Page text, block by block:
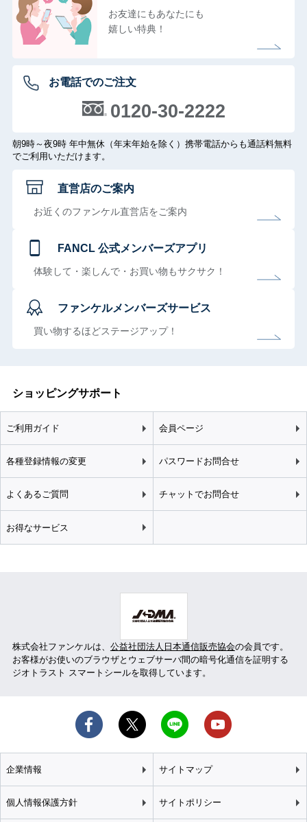
お友達にもあなたにも
嬉しい特典！
お電話でのご注文
0120-30-2222
朝9時～夜9時 年中無休（年末年始を除く）携帯電話からも通話料無料
でご利用いただけます。
直営店のご案内
お近くのファンケル直営店をご案内
FANCL 公式メンバーズアプリ
体験して・楽しんで・お買い物もサクサク！
ファンケルメンバーズサービス
買い物するほどステージアップ！
ショッピングサポート
ご利用ガイド 会員ページ
各種登録情報の変更 パスワードお問合せ
よくあるご質問 チャットでお問合せ
お得なサービス
株式会社ファンケルは、 公益社団法人日本通信販売協会の会員です。
お客様がお使いのブラウザとウェブサーバ間の暗号化通信を証明する
ジオトラスト スマートシールを取得しています。
企業情報 サイトマップ
個人情報保護方針 サイトポリシー